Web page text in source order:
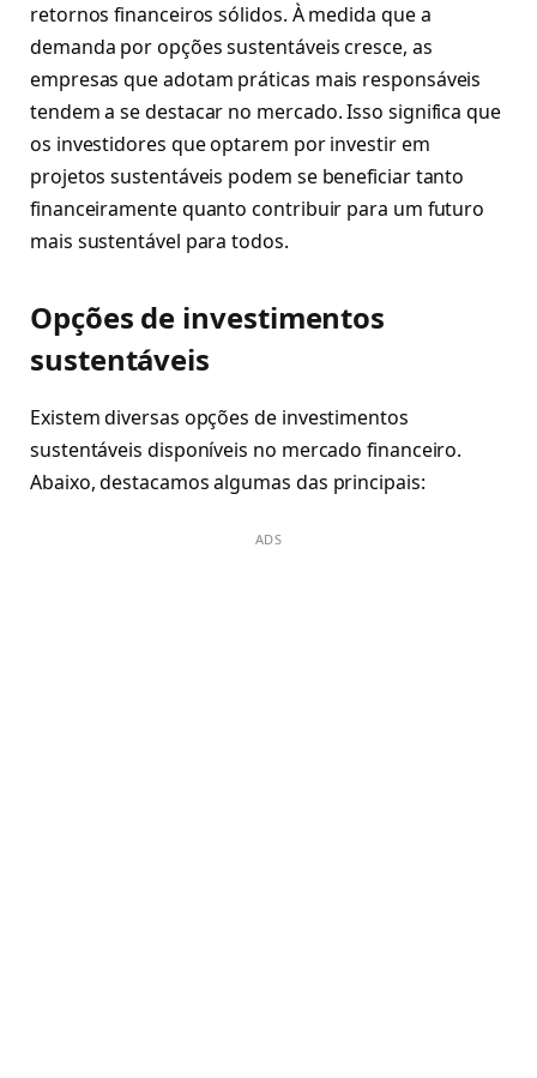
retornos financeiros sólidos. À medida que a
demanda por opções sustentáveis cresce, as
empresas que adotam práticas mais responsáveis
tendem a se destacar no mercado. Isso significa que
os investidores que optarem por investir em
projetos sustentáveis podem se beneficiar tanto
financeiramente quanto contribuir para um futuro
mais sustentável para todos.
Opções de investimentos
sustentáveis
Existem diversas opções de investimentos
sustentáveis ​​disponíveis no mercado financeiro.
Abaixo, destacamos algumas das principais:
ADS